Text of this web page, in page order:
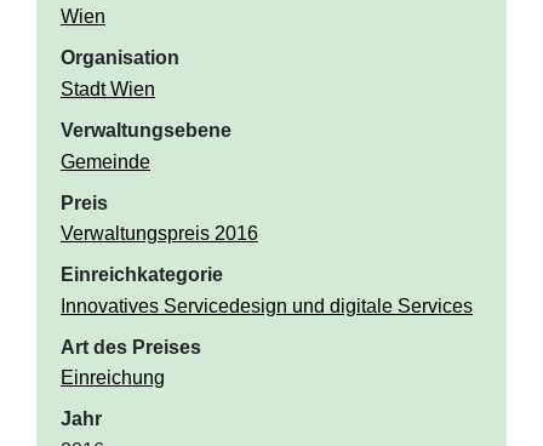
Wien
Organisation
Stadt Wien
Verwaltungsebene
Gemeinde
Preis
Verwaltungspreis 2016
Einreichkategorie
Innovatives Servicedesign und digitale Services
Art des Preises
Einreichung
Jahr